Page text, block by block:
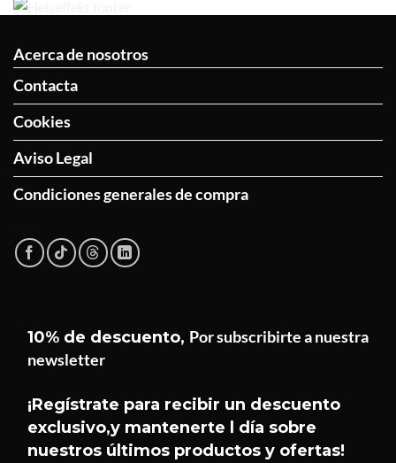
Acerca de nosotros
Contacta
Cookies
Aviso Legal
Condiciones generales de compra
10% de descuento, Por subscribirte a nuestra
newsletter
¡Regístrate para recibir un descuento
exclusivo,y mantenerte l día sobre
nuestros últimos productos y ofertas!
H Helseffekt
En línea
Helseffekt. Puedo ayudarte con
información sobre nuestros
productos, ingredientes, cómo
comprar y mucho más.